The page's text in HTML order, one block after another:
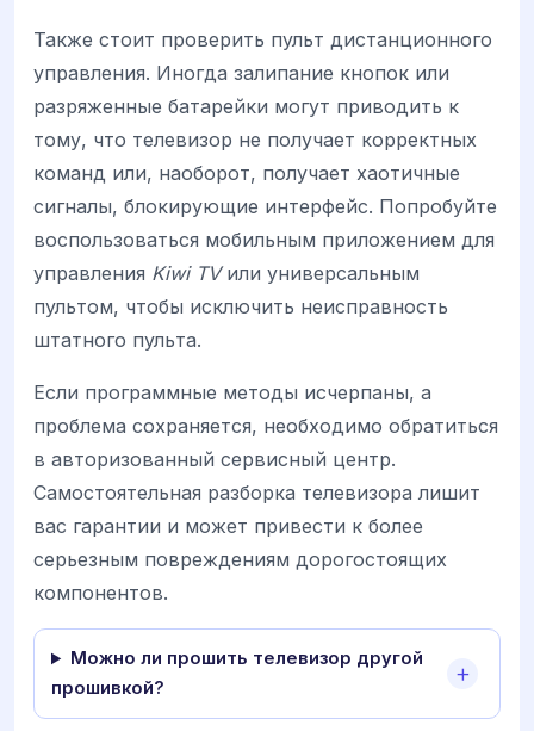
Также стоит проверить пульт дистанционного
управления. Иногда залипание кнопок или
разряженные батарейки могут приводить к
тому, что телевизор не получает корректных
команд или, наоборот, получает хаотичные
сигналы, блокирующие интерфейс. Попробуйте
воспользоваться мобильным приложением для
управления Kiwi TVили универсальным
пультом, чтобы исключить неисправность
штатного пульта.
Если программные методы исчерпаны, а
проблема сохраняется, необходимо обратиться
в авторизованный сервисный центр.
Самостоятельная разборка телевизора лишит
вас гарантии и может привести к более
серьезным повреждениям дорогостоящих
компонентов.
Можно ли прошить телевизор другой
прошивкой?